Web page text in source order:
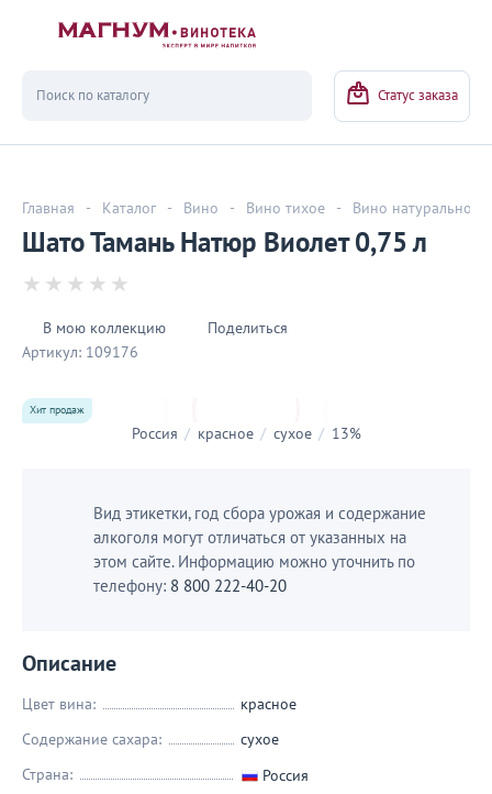
Статус заказа
Главная - Каталог - Вино - Вино тихое - Вино натуральное
Шато Тамань Натюр Виолет 0,75 л
В мою коллекцию
Поделиться
Артикул: 109176
Хит продаж
Россия / красное / сухое / 13%
Вид этикетки, год сбора урожая и содержание
алкоголя могут отличаться от указанных на
этом сайте. Информацию можно уточнить по
телефону: 8 800 222-40-20
Описание
Цвет вина:
красное
Содержание сахара:
сухое
Страна:
Россия